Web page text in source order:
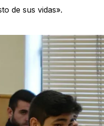
de sus vidas».